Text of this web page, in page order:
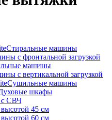
Стиральные машины
с фронтальной загрузкой
машины
с вертикальной загрузкой
Сушильные машины
шкафы
с СВЧ
45 см
60 см